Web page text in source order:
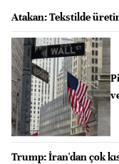
Atakan: ⁠Tekstilde
Trump: İran'dan çok